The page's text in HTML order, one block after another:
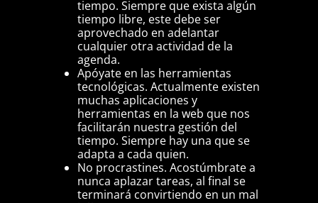
tiempo. Siempre que exista algún
tiempo libre, este debe ser
aprovechado en adelantar
cualquier otra actividad de la
agenda.
Apóyate en las herramientas
tecnológicas. Actualmente existen
muchas aplicaciones y
herramientas en la web que nos
facilitarán nuestra gestión del
tiempo. Siempre hay una que se
adapta a cada quien.
No procrastines. Acostúmbrate a
nunca aplazar tareas, al final se
terminará convirtiendo en un mal